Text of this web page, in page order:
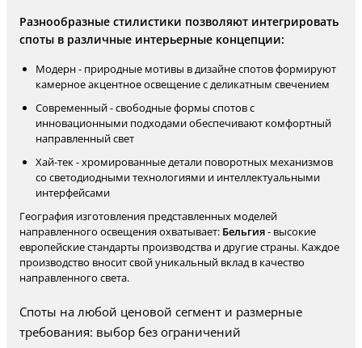
Разнообразные стилистики позволяют интегрировать
споты в различные интерьерные концепции:
Модерн - природные мотивы в дизайне спотов формируют
камерное акцентное освещение с деликатным свечением
Современный - свободные формы спотов с
инновационными подходами обеспечивают комфортный
направленный свет
Хай-тек - хромированные детали поворотных механизмов
со светодиодными технологиями и интеллектуальными
интерфейсами
География изготовления представленных моделей
направленного освещения охватывает: Бельгия- высокие
европейские стандарты производства и другие страны. Каждое
производство вносит свой уникальный вклад в качество
направленного света.
Споты на любой ценовой сегмент и размерные
требования: выбор без ограничений